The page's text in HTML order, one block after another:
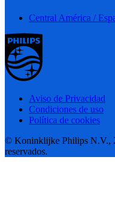
Central América /
Aviso de Privacidad
Condiciones de uso
Política de cookies
© Koninklijke Philips N.V.,
reservados.